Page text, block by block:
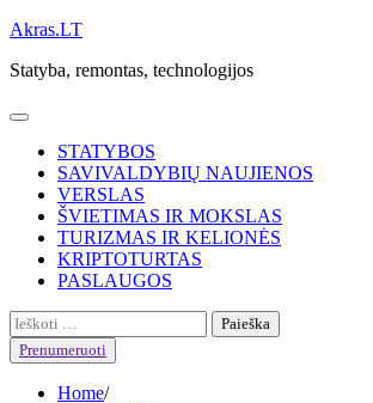
Skip
content
Akras.LT
Statyba, remontas, technologijos
STATYBOS
SAVIVALDYBIŲ NAUJIENOS
VERSLAS
ŠVIETIMAS IR MOKSLAS
TURIZMAS IR KELIONĖS
KRIPTOTURTAS
PASLAUGOS
Ieškoti:
Prenumeruoti
Home